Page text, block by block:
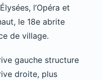
l’Opéra et
le 18e abrite
de village.
gauche structure
droite, plus